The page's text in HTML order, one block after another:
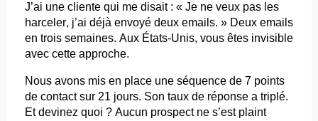
J’ai une cliente qui me disait : « Je ne veux pas les
harceler, j’ai déjà envoyé deux emails. » Deux emails
en trois semaines. Aux États-Unis, vous êtes invisible
avec cette approche.
Nous avons mis en place une séquence de 7 points
de contact sur 21 jours. Son taux de réponse a triplé.
Et devinez quoi ? Aucun prospect ne s’est plaint